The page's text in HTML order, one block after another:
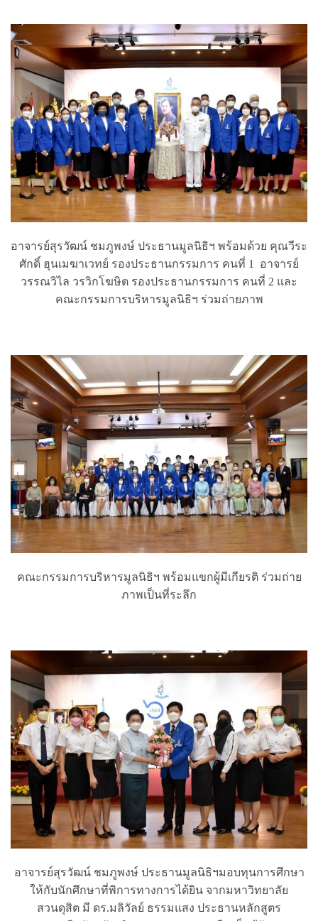
อาจารย์สุรวัฒน์ ชมภูพงษ์ ประธานมูลนิธิฯ พร้อมด้วย คุณวีระ
ศักดิ์ ฮุนเมฆาเวทย์ รองประธานกรรมการ คนที่ 1 อาจารย์
วรรณวิไล วรวิกโฆษิต รองประธานกรรมการ คนที่ 2 และ
คณะกรรมการบริหารมูลนิธิฯ ร่วมถ่ายภาพ
คณะกรรมการบริหารมูลนิธิฯ พร้อมแขกผู้มีเกียรติ ร่วมถ่าย
ภาพเป็นที่ระลึก
อาจารย์สุรวัฒน์ ชมภูพงษ์ ประธานมูลนิธิฯมอบทุนการศึกษา
ให้กับนักศึกษาที่พิการทางการได้ยิน จากมหาวิทยาลัย
สวนดุสิต มี ดร.มลิวัลย์ ธรรมแสง ประธานหลักสูตร